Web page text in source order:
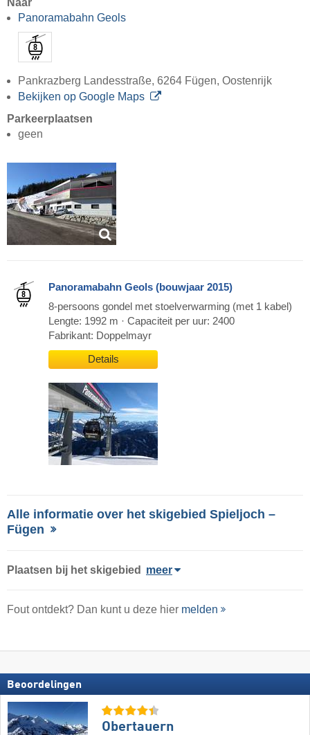
Panoramabahn Geols
Pankrazberg Landesstraße, 6264 Fügen, Oostenrijk
Bekijken op Google Maps
Parkeerplaatsen
geen
Panoramabahn Geols (bouwjaar 2015)
8-persoons gondel met stoelverwarming (met 1 kabel)
Lengte: 1992 m · Capaciteit per uur: 2400
Fabrikant: Doppelmayr
Details
Alle informatie over het skigebied Spieljoch –
Fügen
Plaatsen bij het skigebied meer
Fout ontdekt? Dan kunt u deze hier melden
Beoordelingen
Obertauern